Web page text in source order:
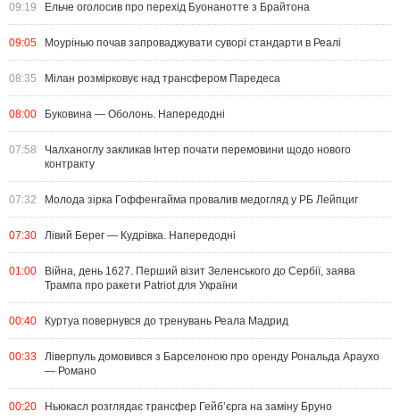
09:19 Ельче оголосив про перехід Буонанотте з Брайтона
09:05 Моурінью почав запроваджувати суворі стандарти в Реалі
08:35 Мілан розмірковує над трансфером Паредеса
08:00 Буковина — Оболонь. Напередодні
07:58
Чалханоглу закликав Інтер почати перемовини щодо нового
контракту
07:32 Молода зірка Гоффенгайма провалив медогляд у РБ Лейпциг
07:30 Лівий Берег — Кудрівка. Напередодні
01:00
Війна, день 1627. Перший візит Зеленського до Сербії, заява
Трампа про ракети Patriot для України
00:40 Куртуа повернувся до тренувань Реала Мадрид
00:33
Ліверпуль домовився з Барселоною про оренду Рональда Араухо
— Романо
00:20 Ньюкасл розглядає трансфер Гейб’єрга на заміну Бруно